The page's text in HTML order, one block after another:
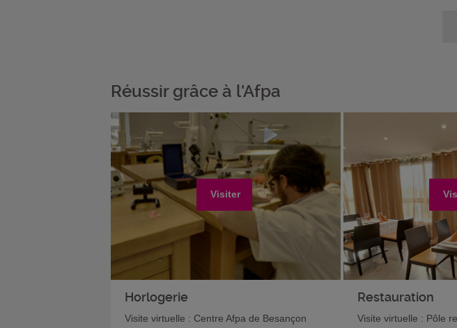
Réussir grâce à l'Afpa
Visiter
Horlogerie
Visite virtuelle : Centre Afpa de Besançon
Restauration
Visite virtuelle : Pôle